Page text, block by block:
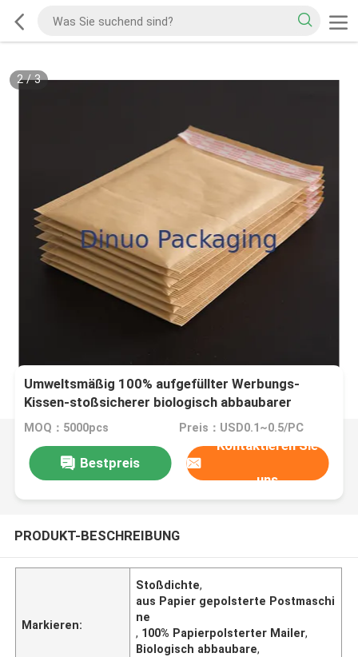
2/3
Umweltsmäßig 100% aufgefüllter Werbungs-
Kissen-stoßsicherer biologisch abbaubarer
Papierumschlag
MOQ：5000pcs Preis：USD0.1~0.5/PC
Bestpreis
Kontaktieren Sie
uns
PRODUKT-BESCHREIBUNG
Markieren:
Stoßdichte,
aus Papier gepolsterte Postmaschi
ne
, 100% Papierpolsterter Mailer,
Biologisch abbaubare,